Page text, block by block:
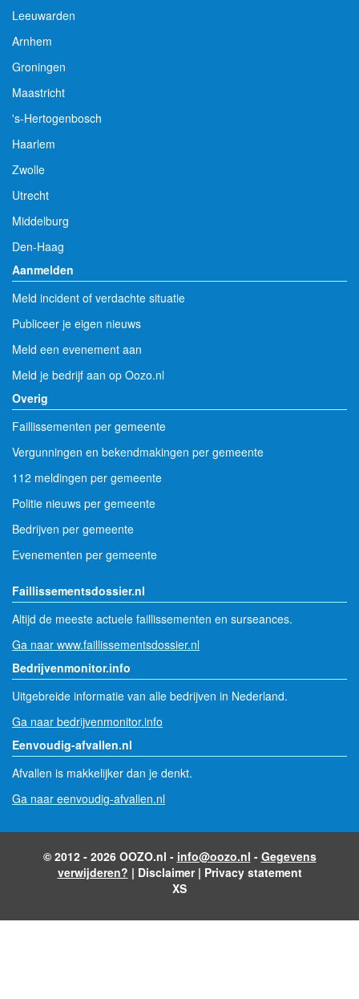
Leeuwarden
Arnhem
Groningen
Maastricht
's-Hertogenbosch
Haarlem
Zwolle
Utrecht
Middelburg
Den-Haag
Aanmelden
Meld incident of verdachte situatie
Publiceer je eigen nieuws
Meld een evenement aan
Meld je bedrijf aan op Oozo.nl
Overig
Faillissementen per gemeente
Vergunningen en bekendmakingen per gemeente
112 meldingen per gemeente
Politie nieuws per gemeente
Bedrijven per gemeente
Evenementen per gemeente
Faillissementsdossier.nl
Altijd de meeste actuele faillissementen en surseances.
Ga naar www.faillissementsdossier.nl
Bedrijvenmonitor.info
Uitgebreide informatie van alle bedrijven in Nederland.
Ga naar bedrijvenmonitor.info
Eenvoudig-afvallen.nl
Afvallen is makkelijker dan je denkt.
Ga naar eenvoudig-afvallen.nl
© 2012 - 2026 OOZO.nl - info@oozo.nl - Gegevens
verwijderen? | Disclaimer| Privacy statement
XS